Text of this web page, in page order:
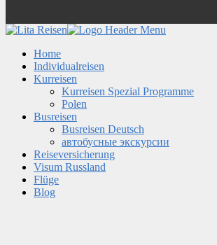
Home
Individualreisen
Kurreisen
Kurreisen Spezial Programme
Polen
Busreisen
Busreisen Deutsch
автобусные экскурсии
Reiseversicherung
Visum Russland
Flüge
Blog